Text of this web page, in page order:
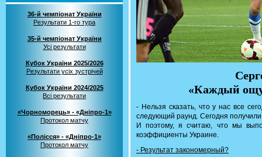
36-й чемпіонат України
Результати 1-го тура
35-й чемпіонат України
Усі результати
Кубок України 2025/2026
Результати усіх зустрічей
Кубок України 2024/2025
Всі результати
«Чорноморець» - «Дніпро-1»
Протокол матчу
«Полісся» - «Дніпро-1»
Протокол матчу
«Каждый
- Нельзя сказать, что у нас все
следующий раунд. Сегодня получили
И поэтому, я считаю, что мы
коэффициенты Украине.
- Результат закономерный?